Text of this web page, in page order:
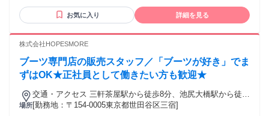
中！ ＜＜こんな方にピッタリ＞＞ ＊シフトの融通か利くとこ
ろで働きたい！ ＊家事・プライベート・学業と両立したい！
さえたい！ ＊家が近い！
お気に入り 詳細を見る
株式会社HOPESMORE
ブーツ専門店の販売スタッフ／「ブーツが好き」でま
ずはOK★正社員として働きたい方も歓迎★
場所
交通・アクセス 三軒茶屋駅から徒歩8分、池尻大橋駅から徒歩
10分
[勤務地：〒154-0005東京都世田谷区三宿]